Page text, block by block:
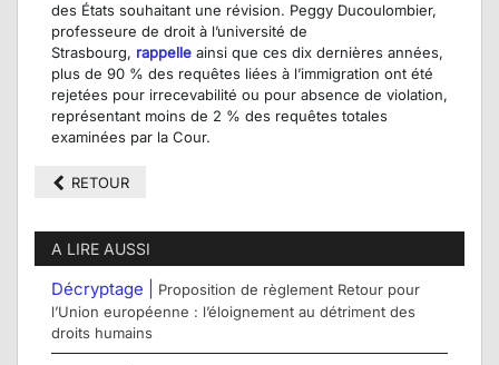
des États souhaitant une révision. Peggy Ducoulombier,
professeure de droit à l’université de
Strasbourg, rappelle ainsi que ces dix dernières années,
plus de 90 % des requêtes liées à l’immigration ont été
rejetées pour irrecevabilité ou pour absence de violation,
représentant moins de 2 % des requêtes totales
examinées par la Cour.
RETOUR
A LIRE AUSSI
Décryptage |
Proposition de règlement Retour pour
l’Union européenne : l’éloignement au détriment des
droits humains